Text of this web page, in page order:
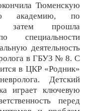
Тюменскую
академию, по
затем прошла
специальности
деятельность
в ГБУЗ № 8. С
в ЦКР «Родник»
Детский
играет ключевую
перед